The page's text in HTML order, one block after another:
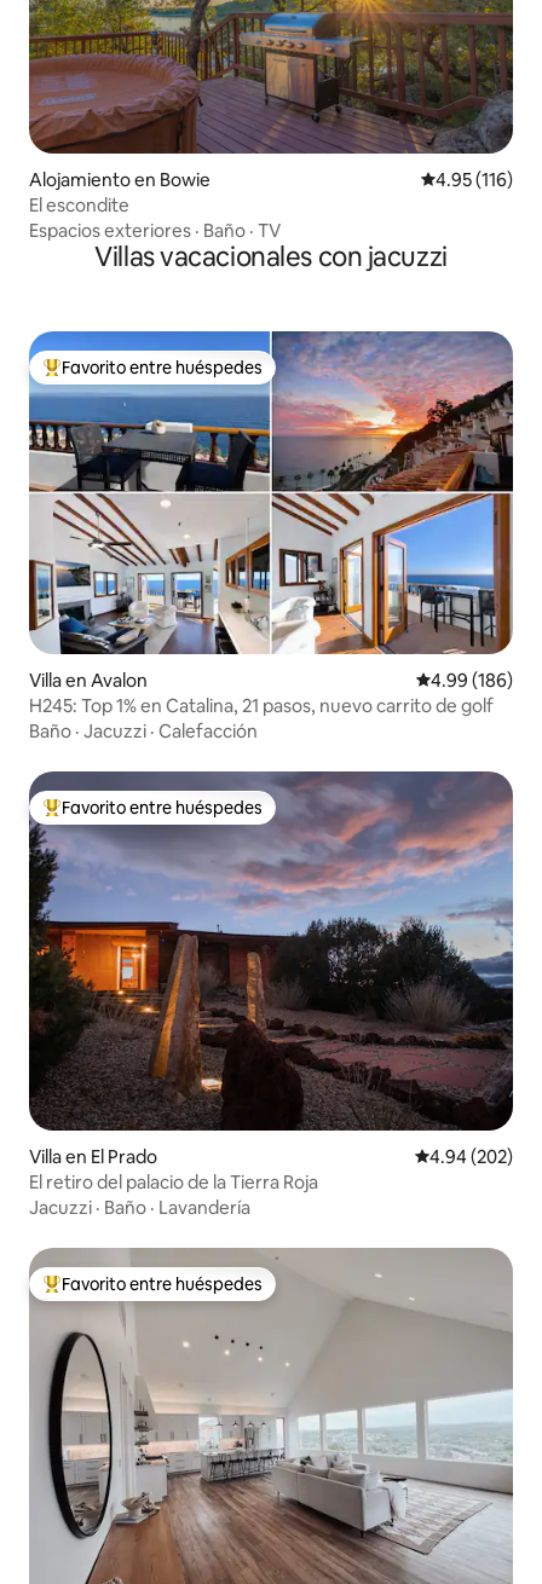
Alojamiento en Bowie Calificación
4.95 (116)
El escondite
Espacios exteriores · Baño · TV
Villas vacacionales con jacuzzi
Favorito entre huéspedes preferido
Favorito entre huéspedes
Villa en Avalon Calificación
4.99 (186)
H245: Top 1% en Catalina, 21 pasos, nuevo carrito de golf
Baño · Jacuzzi · Calefacción
Favorito entre huéspedes preferido
Favorito entre huéspedes
Villa en El Prado Calificación
4.94 (202)
El retiro del palacio de la Tierra Roja
Jacuzzi · Baño · Lavandería
Favorito entre huéspedes preferido
Favorito entre huéspedes